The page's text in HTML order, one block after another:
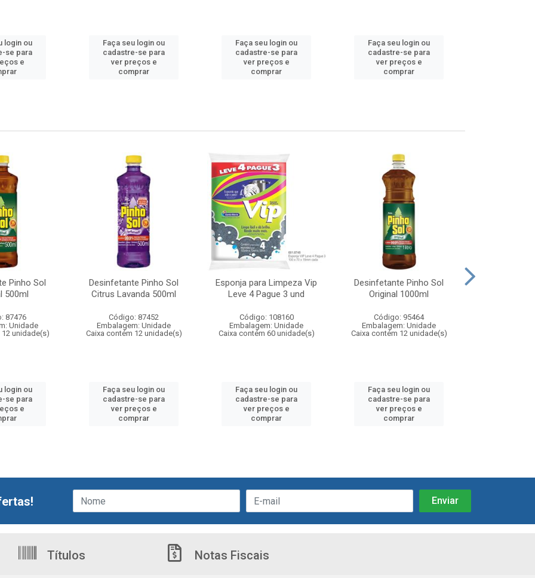
login ou
se para
e
Faça seu login ou
cadastre-se para
ver preços e
comprar
Faça seu login ou
cadastre-se para
ver preços e
comprar
Faça seu login ou
cadastre-se para
ver preços e
comprar
Pinho Sol
500ml
87476
Unidade
unidade(s)
login ou
se para
e
Desinfetante Pinho Sol
Citrus Lavanda 500ml
Código: 87452
Embalagem: Unidade
Caixa contém 12 unidade(s)
Faça seu login ou
cadastre-se para
ver preços e
comprar
Esponja para Limpeza Vip
Leve 4 Pague 3 und
Código: 108160
Embalagem: Unidade
Caixa contém 60 unidade(s)
Faça seu login ou
cadastre-se para
ver preços e
comprar
Desinfetante Pinho Sol
Original 1000ml
Código: 95464
Embalagem: Unidade
Caixa contém 12 unidade(s)
Faça seu login ou
cadastre-se para
ver preços e
comprar
Títulos Notas Fiscais